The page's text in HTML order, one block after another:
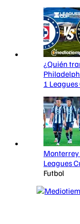
¿Quién
1
Leagues
Futbol